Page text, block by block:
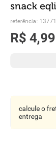
snack
referência:
R$ 4,99
calcule o
entrega
6º
7º vinhos
10º